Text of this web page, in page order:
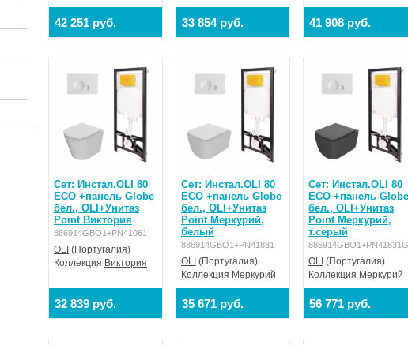
42 251 руб. 33 854 руб. 41 908 руб.
Сет: Инстал.OLI 80
ECO +панель Globe
бел., OLI+Унитаз
Point Виктория
886914GBO1+PN41061
OLI (Португалия)
Коллекция Виктория
32 839 руб.
Сет: Инстал.OLI 80
ECO +панель Globe
бел., OLI+Унитаз
Point Меркурий,
белый
886914GBO1+PN41831
OLI (Португалия)
Коллекция Меркурий
35 671 руб.
Сет: Инстал.OLI 80
ECO +панель Globe
бел., OLI+Унитаз
Point Меркурий,
т.серый
OLI (Португалия)
Коллекция Меркурий
56 771 руб.